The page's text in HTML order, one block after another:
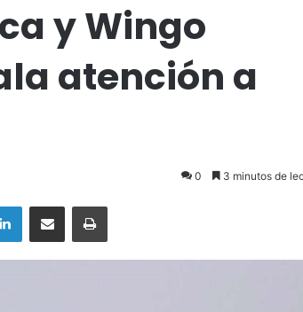
y Wingo
atención a
0 3 minutos de
LinkedInCompartir por correo electrónicoImprimir